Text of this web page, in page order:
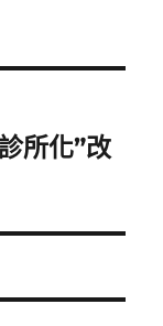
所化”改